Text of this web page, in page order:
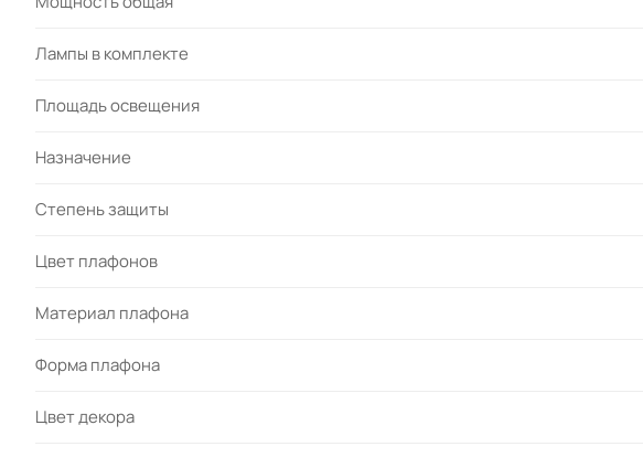
Лампы в комплекте
Площадь освещения
Назначение
Степень защиты
Цвет плафонов
Материал плафона
Форма плафона
Цвет декора